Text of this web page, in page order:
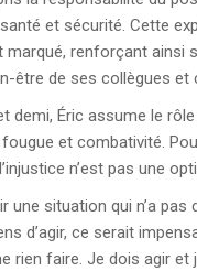
et sécurité. Cette
marqué, renforçant ainsi
être de ses collègues et
demi, Éric assume le
et combativité.
n’est pas une
une situation qui n’a pas
d’agir, ce serait
rien faire. Je dois agir et
SE
UN
FAIRE